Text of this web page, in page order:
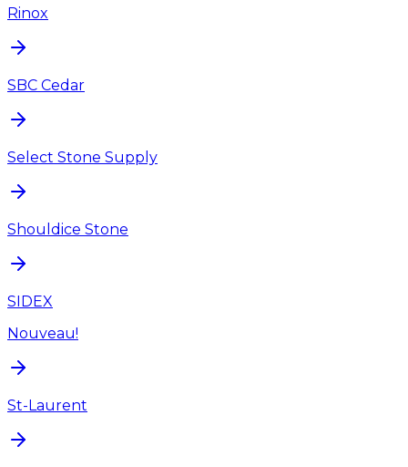
Rinox
SBC Cedar
Select Stone Supply
Shouldice Stone
SIDEX
Nouveau!
St-Laurent